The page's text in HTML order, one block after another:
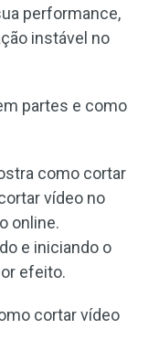
performance,
instável no
partes e como
como cortar
vídeo no
online.
e iniciando o
efeito.
cortar vídeo